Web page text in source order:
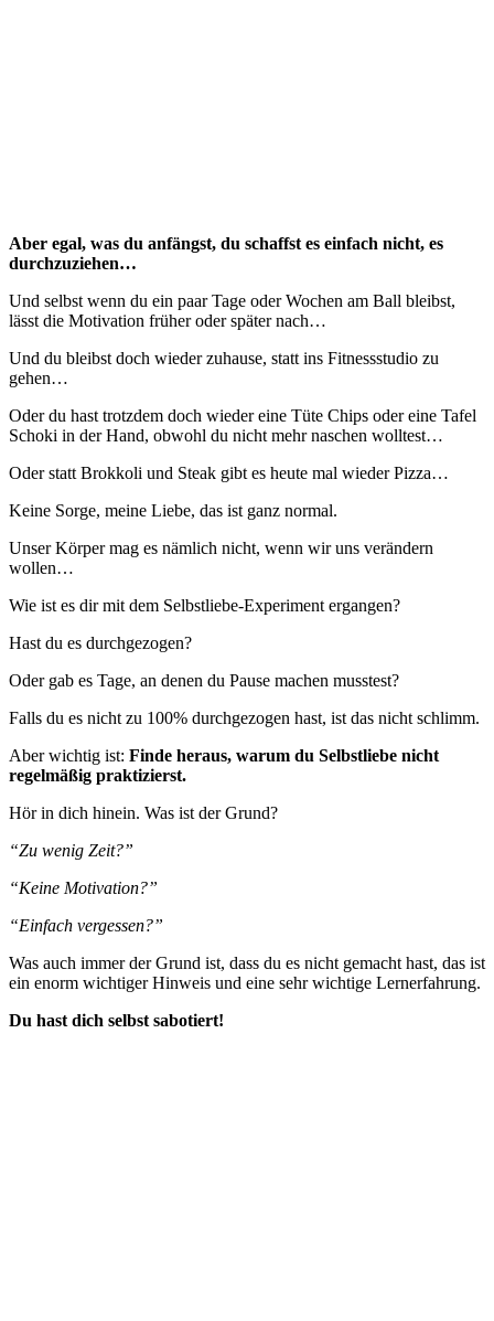
Aber egal, was du anfängst, du schaffst es einfach nicht, es
durchzuziehen…
Und selbst wenn du ein paar Tage oder Wochen am Ball bleibst,
lässt die Motivation früher oder später nach…
Und du bleibst doch wieder zuhause, statt ins Fitnessstudio zu
gehen…
Oder du hast trotzdem doch wieder eine Tüte Chips oder eine Tafel
Schoki in der Hand, obwohl du nicht mehr naschen wolltest…
Oder statt Brokkoli und Steak gibt es heute mal wieder Pizza…
Keine Sorge, meine Liebe, das ist ganz normal.
Unser Körper mag es nämlich nicht, wenn wir uns verändern
wollen…
Wie ist es dir mit dem Selbstliebe-Experiment ergangen?
Hast du es durchgezogen?
Oder gab es Tage, an denen du Pause machen musstest?
Falls du es nicht zu 100% durchgezogen hast, ist das nicht schlimm.
Aber wichtig ist: Finde heraus, warum du Selbstliebe nicht
regelmäßig praktizierst.
Hör in dich hinein. Was ist der Grund?
“Zu wenig Zeit?”
“Keine Motivation?”
“Einfach vergessen?”
Was auch immer der Grund ist, dass du es nicht gemacht hast, das ist
ein enorm wichtiger Hinweis und eine sehr wichtige Lernerfahrung.
Du hast dich selbst sabotiert!